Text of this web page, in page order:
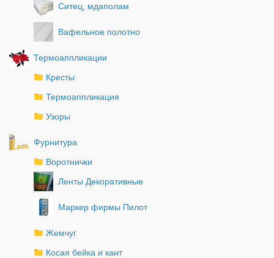
Ситец, мдаполам
Вафельное полотно
Термоаппликации
Кресты
Термоаппликация
Узоры
Фурнитура
Воротнички
Ленты Декоративные
Маркер фирмы Пилот
Жемчуг
Косая бейка и кант